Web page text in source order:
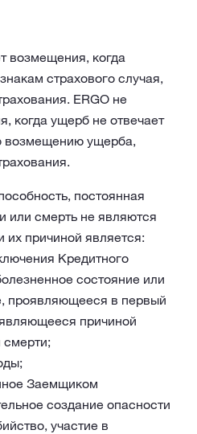
возмещения, когда
страхового случая,
ERGO не
когда ущерб не отвечает
возмещению ущерба,
постоянная
или смерть не являются
их причиной является:
Кредитного
состояние или
проявляющееся в первый
причиной
смерти;
Заемщиком
создание опасности
участие в